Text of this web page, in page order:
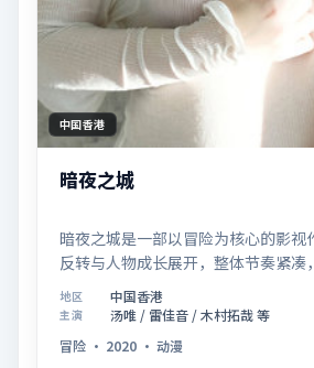
中国香港
暗夜之城
暗夜之城是一部以冒险为核心的影视
反转与人物成长展开，整体节奏紧凑
地区 中国香港
主演
汤唯 / 雷佳音 / 木村拓哉 等
冒险 · 2020 · 动漫